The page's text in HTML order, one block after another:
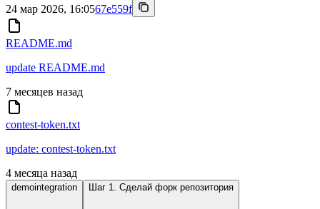
24 мар 2026, 16:0567e559f
README.md
update README.md
7 месяцев назад
contest-token.txt
update: contest-token.txt
4 месяца назад
demointegration Шаг 1. Сделай форк репозитория